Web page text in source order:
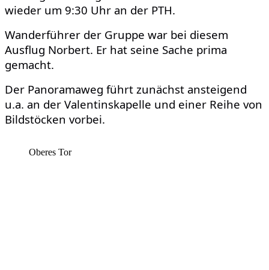
wieder um 9:30 Uhr an der PTH.
Wanderführer der Gruppe war bei diesem
Ausflug Norbert. Er hat seine Sache prima
gemacht.
Der Panoramaweg führt zunächst ansteigend
u.a. an der Valentinskapelle und einer Reihe von
Bildstöcken vorbei.
Oberes Tor